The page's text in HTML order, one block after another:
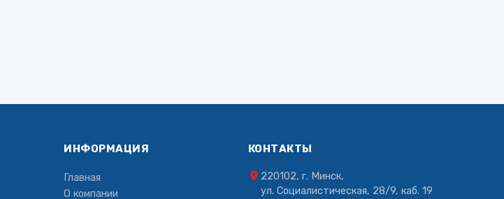
ИНФОРМАЦИЯ
Главная
О компании
КОНТАКТЫ
220102, г. Минск,
ул. Социалистическая, 28/9, каб. 19